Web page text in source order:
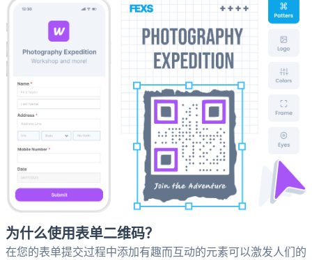
为什么使用表单二维码？
在您的表单提交过程中添加有趣而互动的元素可以激发人们的